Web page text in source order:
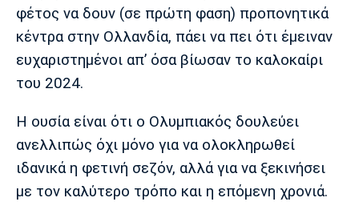
φέτος να δουν (σε πρώτη φαση) προπονητικά
κέντρα στην Ολλανδία, πάει να πει ότι έμειναν
ευχαριστημένοι απ’ όσα βίωσαν το καλοκαίρι
του 2024.
Η ουσία είναι ότι ο Ολυμπιακός δουλεύει
ανελλιπώς όχι μόνο για να ολοκληρωθεί
ιδανικά η φετινή σεζόν, αλλά για να ξεκινήσει
με τον καλύτερο τρόπο και η επόμενη χρονιά.